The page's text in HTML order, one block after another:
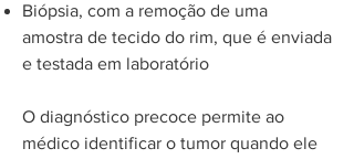
Biópsia, com a remoção de uma
amostra de tecido do rim, que é enviada
e testada em laboratório
O diagnóstico precoce permite ao
médico identificar o tumor quando ele